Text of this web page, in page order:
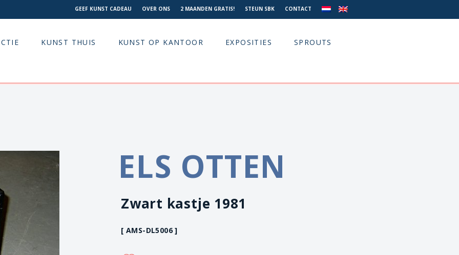
GEEF KUNST CADEAU OVER ONS 2 MAANDEN GRATIS! STEUN SBK CONTACT
KUNST THUIS KUNST OP KANTOOR EXPOSITIES SPROUTS
ELS OTTEN
Zwart kastje 1981
[ AMS-DL5006 ]